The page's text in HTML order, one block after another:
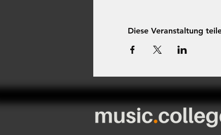
Diese Veranstaltung